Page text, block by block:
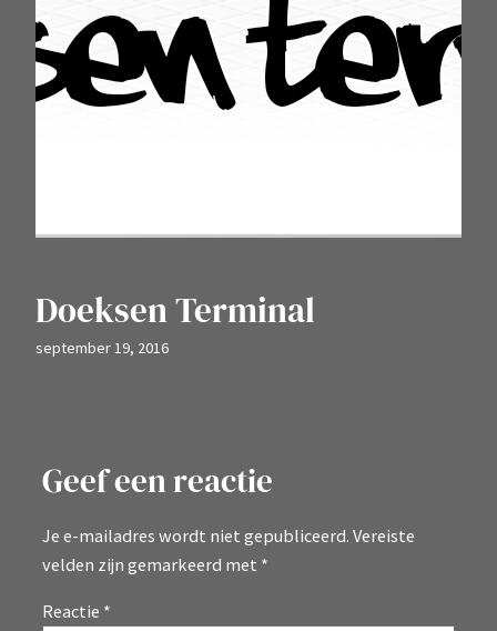
Doeksen Terminal
september 19, 2016
Geef een reactie
Je e-mailadres wordt niet gepubliceerd. Vereiste
velden zijn gemarkeerd met *
Reactie *